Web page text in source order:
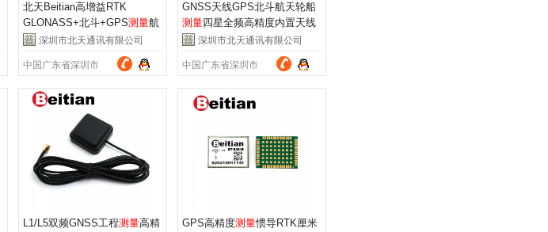
北天Beitian高增益RTK
GLONASS+北斗+GPS测量航
空天线 BT-3707A
深圳市北天通讯有限公司
中国广东省深圳市
GNSS天线GPS北斗航天轮船
测量四星全频高精度内置天线
BA-4830
深圳市北天通讯有限公司
中国广东省深圳市
L1/L5双频GNSS工程测量高精
GPS高精度测量惯导RTK厘米